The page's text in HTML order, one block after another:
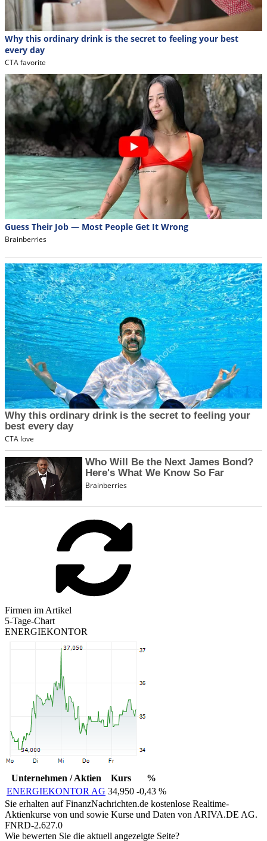
Firmen im Artikel
5-Tage-Chart
ENERGIEKONTOR
Unternehmen / Aktien Kurs
%
ENERGIEKONTOR AG 34,950 -0,43 %
Sie erhalten auf FinanzNachrichten.de kostenlose Realtime-
Aktienkurse von und sowie Kurse und Daten von ARIVA.DE AG.
FNRD-2.627.0
Wie bewerten Sie die aktuell angezeigte Seite?